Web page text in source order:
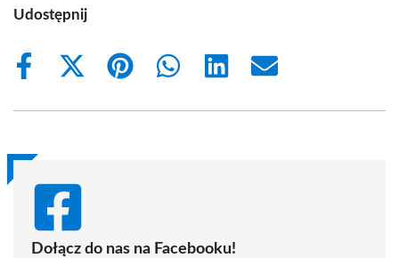
Udostępnij
Share
Share
(Twitter)
Share
Share
Share
Share
Dołącz do nas na Facebooku!